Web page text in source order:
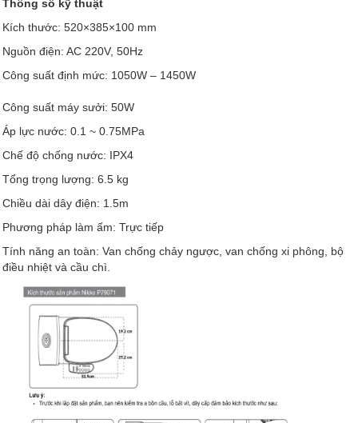
Thông số kỹ thuật
Kích thước: 520×385×100 mm
Nguồn điện: AC 220V, 50Hz
Công suất định mức: 1050W – 1450W
Công suất máy sưởi: 50W
Áp lực nước: 0.1 ~ 0.75MPa
Chế độ chống nước: IPX4
Tổng trọng lượng: 6.5 kg
Chiều dài dây điện: 1.5m
Phương pháp làm ấm: Trực tiếp
Tính năng an toàn: Van chống chảy ngược, van chống xi phông, bộ
điều nhiệt và cầu chì.